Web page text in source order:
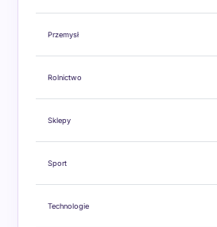
Przemysł
Rolnictwo
Sklepy
Sport
Technologie